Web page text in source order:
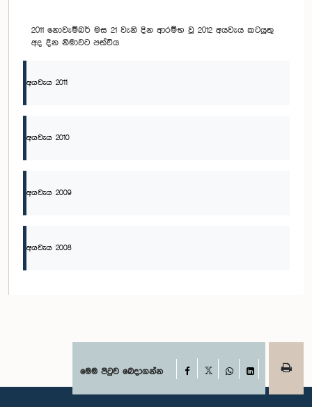
2011 නොවැම්බර් මස 21 වැනි දින ආරම්භ වූ 2012 අයවැය කටයුතු
අද දින නිමාවට පත්විය
අයවැය 2011
අයවැය 2010
අයවැය 2009
අයවැය 2008
මෙම පිටුව බෙදාගන්න Facebook
WhatsAppLinkedIn